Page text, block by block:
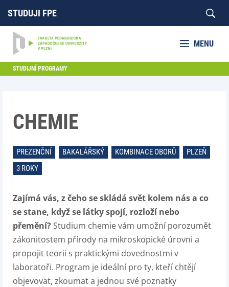
STUDUJI FPE
MENU
STUDIJNÍ PROGRAMY
CHEMIE
PREZENČNÍ BAKALÁŘSKÝ KOMBINACE OBORŮ
PLZEŇ
3 ROKY
Zajímá vás, z čeho se skládá svět kolem nás a co
se stane, když se látky spojí, rozloží nebo
přemění? Studium chemie vám umožní porozumět
zákonitostem přírody na mikroskopické úrovni a
propojit teorii s praktickými dovednostmi v
laboratoři. Program je ideální pro ty, kteří chtějí
objevovat, zkoumat a jednou své poznatky